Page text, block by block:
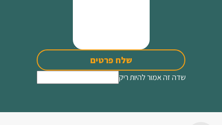
שלח פרטים
שדה זה אמור להיות ריק